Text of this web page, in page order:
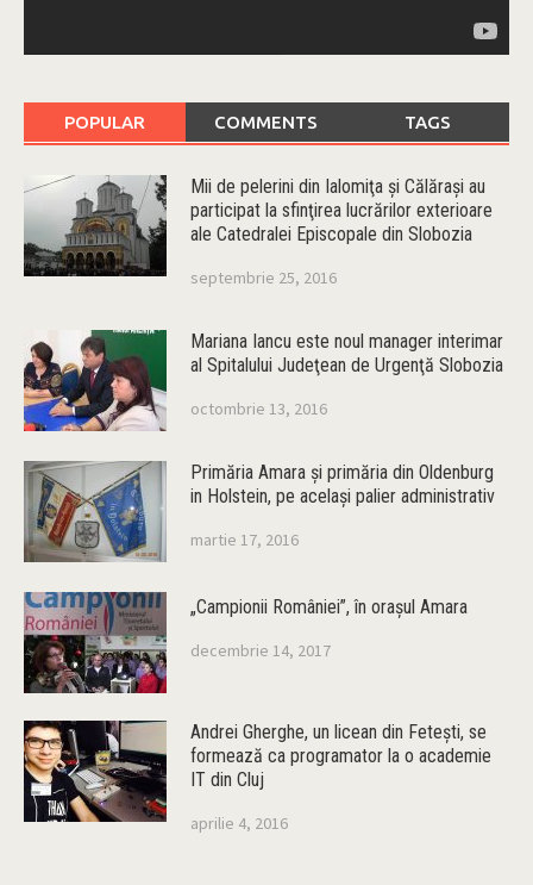
POPULAR COMMENTS TAGS
Mii de pelerini din Ialomiţa şi Călăraşi au
participat la sfinţirea lucrărilor exterioare
ale Catedralei Episcopale din Slobozia
septembrie 25, 2016
Mariana Iancu este noul manager interimar
al Spitalului Judeţean de Urgenţă Slobozia
octombrie 13, 2016
Primăria Amara şi primăria din Oldenburg
in Holstein, pe acelaşi palier administrativ
martie 17, 2016
„Campionii României”, în oraşul Amara
decembrie 14, 2017
Andrei Gherghe, un licean din Feteşti, se
formează ca programator la o academie
IT din Cluj
aprilie 4, 2016